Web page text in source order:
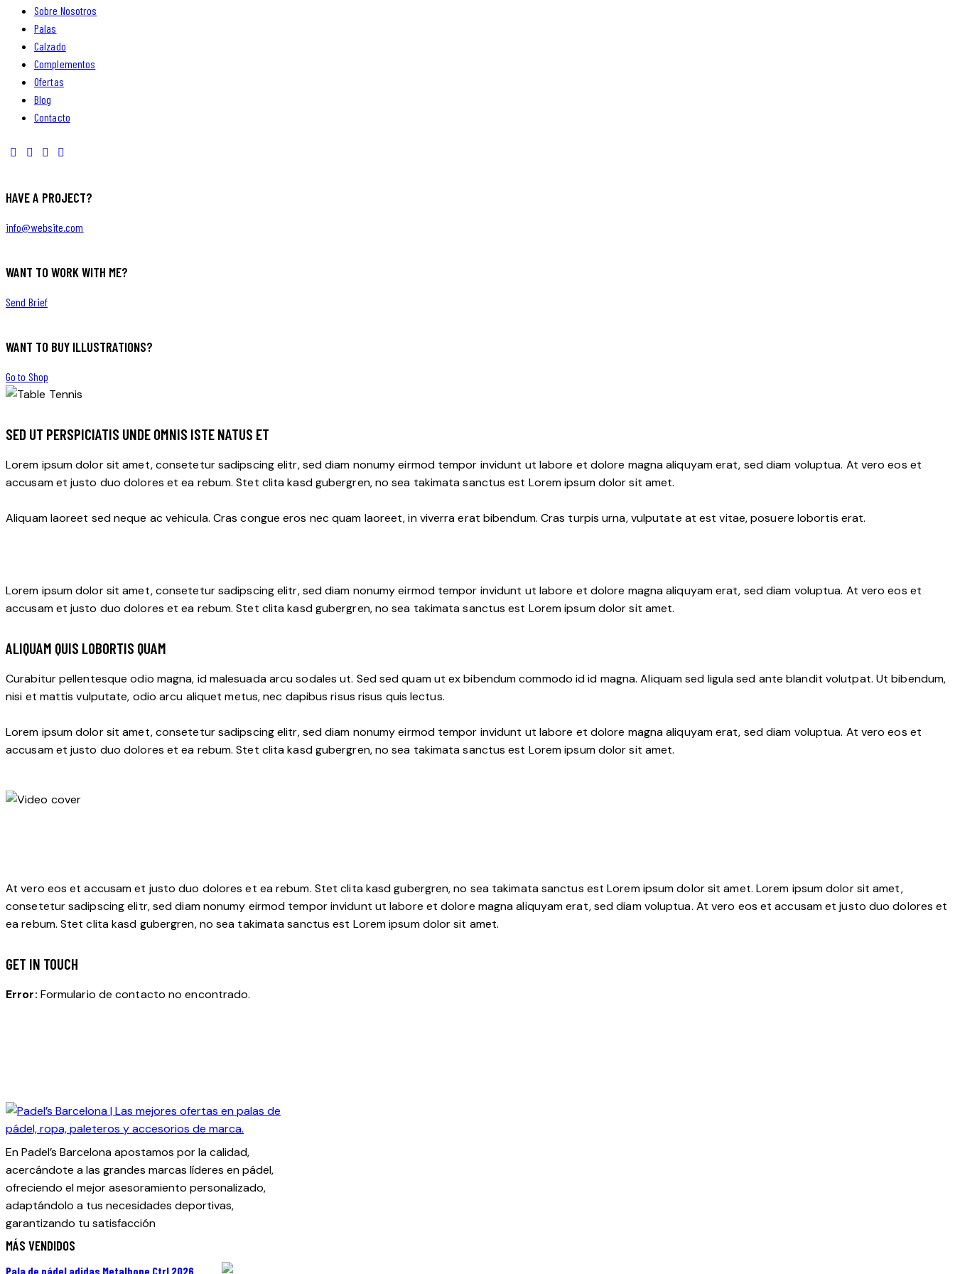
Sobre Nosotros
Palas
Calzado
Complementos
Ofertas
Blog
Contacto
HAVE A PROJECT?
info@website.com
WANT TO WORK WITH ME?
Send Brief
WANT TO BUY ILLUSTRATIONS?
Go to Shop
SED UT PERSPICIATIS UNDE OMNIS ISTE NATUS ET
Lorem ipsum dolor sit amet, consetetur sadipscing elitr, sed diam nonumy eirmod tempor invidunt ut labore et dolore magna aliquyam erat, sed diam voluptua. At vero eos et
accusam et justo duo dolores et ea rebum. Stet clita kasd gubergren, no sea takimata sanctus est Lorem ipsum dolor sit amet.
Aliquam laoreet sed neque ac vehicula. Cras congue eros nec quam laoreet, in viverra erat bibendum. Cras turpis urna, vulputate at est vitae, posuere lobortis erat.
Lorem ipsum dolor sit amet, consetetur sadipscing elitr, sed diam nonumy eirmod tempor invidunt ut labore et dolore magna aliquyam erat, sed diam voluptua. At vero eos et
accusam et justo duo dolores et ea rebum. Stet clita kasd gubergren, no sea takimata sanctus est Lorem ipsum dolor sit amet.
ALIQUAM QUIS LOBORTIS QUAM
Curabitur pellentesque odio magna, id malesuada arcu sodales ut. Sed sed quam ut ex bibendum commodo id id magna. Aliquam sed ligula sed ante blandit volutpat. Ut bibendum,
nisi et mattis vulputate, odio arcu aliquet metus, nec dapibus risus risus quis lectus.
Lorem ipsum dolor sit amet, consetetur sadipscing elitr, sed diam nonumy eirmod tempor invidunt ut labore et dolore magna aliquyam erat, sed diam voluptua. At vero eos et
accusam et justo duo dolores et ea rebum. Stet clita kasd gubergren, no sea takimata sanctus est Lorem ipsum dolor sit amet.
At vero eos et accusam et justo duo dolores et ea rebum. Stet clita kasd gubergren, no sea takimata sanctus est Lorem ipsum dolor sit amet. Lorem ipsum dolor sit amet,
consetetur sadipscing elitr, sed diam nonumy eirmod tempor invidunt ut labore et dolore magna aliquyam erat, sed diam voluptua. At vero eos et accusam et justo duo dolores et
ea rebum. Stet clita kasd gubergren, no sea takimata sanctus est Lorem ipsum dolor sit amet.
GET IN TOUCH
Error: Formulario de contacto no encontrado.
En Padel’s Barcelona apostamos por la calidad,
acercándote a las grandes marcas líderes en pádel,
ofreciendo el mejor asesoramiento personalizado,
adaptándolo a tus necesidades deportivas,
garantizando tu satisfacción
MÁS VENDIDOS
Pala de pádel adidas Metalbone Ctrl 2026